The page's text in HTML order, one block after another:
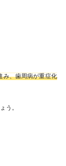
み、歯周病が重症化
う。